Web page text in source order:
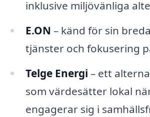
inklusive miljövänliga
E.ON – känd för sin
tjänster och fokusering
Telge Energi – ett
som värdesätter lokal
engagerar sig i